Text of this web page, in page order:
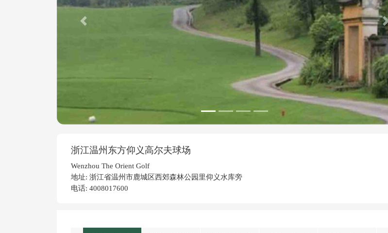
Previous
浙江温州东方仰义高尔夫球场
Wenzhou The Orient Golf
地址: 浙江省温州市鹿城区西郊森林公园里仰义水库旁
电话: 4008017600